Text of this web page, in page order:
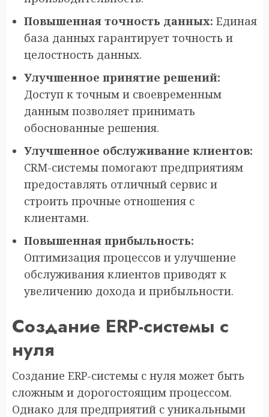
Повышенная точность данных: Единая
база данных гарантирует точность и
целостность данных.
Улучшенное принятие решений:
Доступ к точным и своевременным
данным позволяет принимать
обоснованные решения.
Улучшенное обслуживание клиентов:
CRM-системы помогают предприятиям
предоставлять отличный сервис и
строить прочные отношения с
клиентами.
Повышенная прибыльность:
Оптимизация процессов и улучшение
обслуживания клиентов приводят к
увеличению дохода и прибыльности.
Создание ERP-системы с
нуля
Создание ERP-системы с нуля может быть
сложным и дорогостоящим процессом.
Однако для предприятий с уникальными